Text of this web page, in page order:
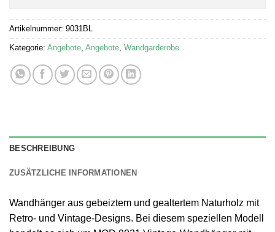
Artikelnummer: 9031BL
Kategorie: Angebote Angebote Wandgarderobe
BESCHREIBUNG
ZUSÄTZLICHE INFORMATIONEN
Wandhänger aus gebeiztem und gealtertem Naturholz mit
Retro- und Vintage-Designs. Bei diesem speziellen Modell